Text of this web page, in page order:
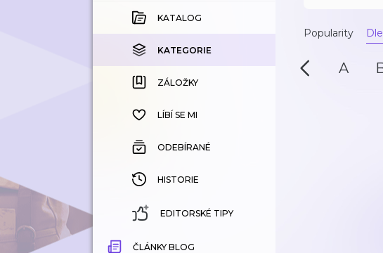
KOUPENÉ
KATEGORIE
ZÁLOŽKY
HISTORIE
KATALOG
KATEGORIE
ZÁLOŽKY
LÍBÍ SE MI
ODEBÍRANÉ
HISTORIE
EDITORSKÉ TIPY
ČLÁNKY BLOG
Popularity
A